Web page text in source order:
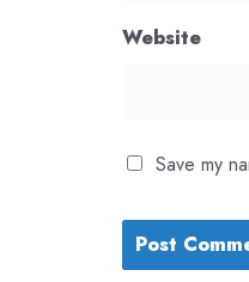
Website
Save my